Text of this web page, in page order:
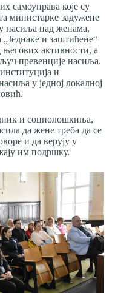
самоуправа које су
министарке задужене
насиља над женама,
„Једнаке и заштићене“
његових активности, а
превенције насиља.
и
у једној локалној
и социолошкиња,
да жене треба да се
и да верују у
им подршку.